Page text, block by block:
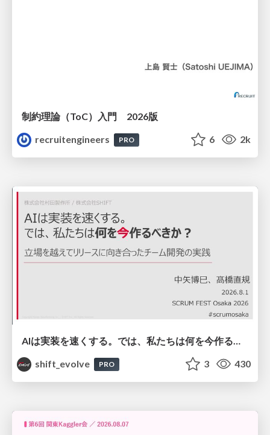
制約理論（ToC）入門 2026版
recruitengineers
PRO 6 2k
AIは実装を速くする。では、私たちは何を今作るべきか？－立場を越えてリリースに向き合ったチーム開発の実践 / 20260801 Hiromi Nakaya and Naoki Takahashi
shift_evolve
PRO 3 430